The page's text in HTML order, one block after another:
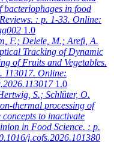
bacteriophages in food
: p. 1-33. Online:
1.0
F.; Delele, M.; Arefi, A.
Tracking of Dynamic
of Fruits and Vegetables.
113017. Online:
1.0
S.; Schlüter, O.
thermal processing of
to inactivate
in Food Science. : p.
j.cofs.2026.101380